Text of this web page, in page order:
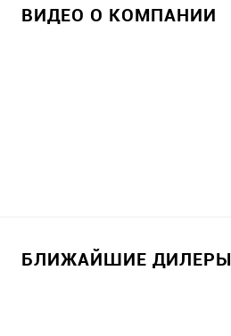
ВИДЕО О КОМПАНИИ
БЛИЖАЙШИЕ ДИЛЕРЫ